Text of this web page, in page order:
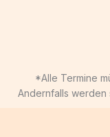
*Alle Termine
Andernfalls werden